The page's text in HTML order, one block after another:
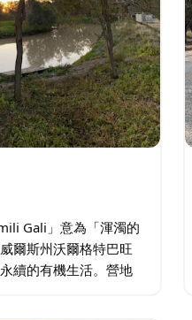
Gali」意為「渾濁的
爾斯州沃爾格特巴旺
續的有機生活。營地